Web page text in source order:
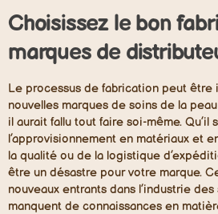
Choisissez le bon
marques de
Le processus de fabrication peut être
nouvelles marques de soins de la
il aurait fallu tout faire soi-même. Qu’il
l’approvisionnement en matériaux et
la qualité ou de la logistique
être un désastre pour votre marque.
nouveaux entrants dans l’industrie
manquent de connaissances en